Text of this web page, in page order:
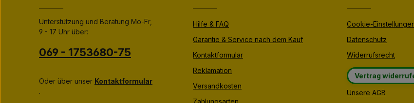
Unterstützung und Beratung Mo-Fr,
9 - 17 Uhr über:
069 - 1753680-75
Oder über unser Kontaktformular
.
Hilfe & FAQ
Garantie & Service nach dem Kauf
Kontaktformular
Reklamation
Versandkosten
Zahlungsarten
Cookie-
Datenschutz
Widerrufsrecht
Vertrag
Unsere AGB